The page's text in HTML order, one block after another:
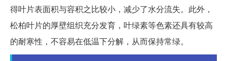
得叶片表面积与容积之比较小，减少了水分流失。此外，
松柏叶片的厚壁组织充分发育，叶绿素等色素还具有较高
的耐寒性，不容易在低温下分解，从而保持常绿。